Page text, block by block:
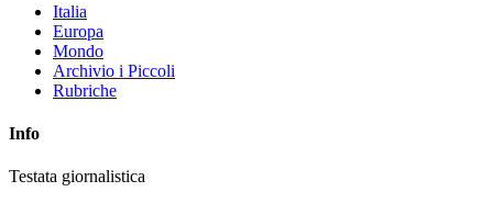
Italia
Europa
Mondo
Archivio i Piccoli
Rubriche
Info
Testata giornalistica